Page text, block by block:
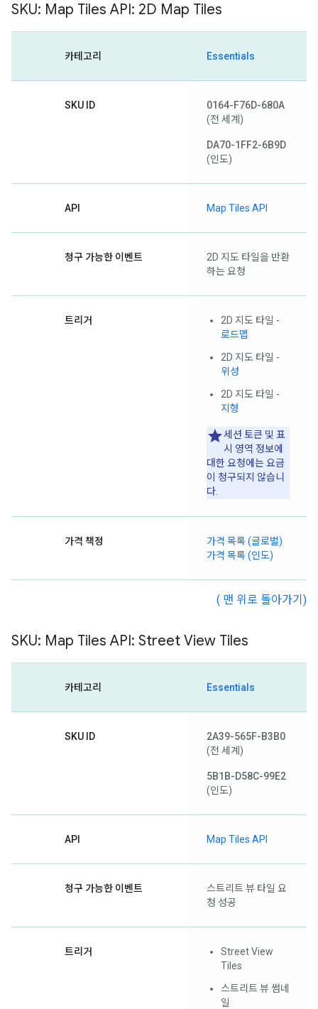
SKU: Map Tiles API: 2D Map Tiles
카테고리 Essentials
SKU ID
0164-F76D-680A
(전 세계)
DA70-1FF2-6B9D
(인도)
API Map Tiles API
청구 가능한 이벤트
2D 지도 타일을 반환
하는 요청
트리거
2D 지도 타일 -
로드맵
2D 지도 타일 -
위성
2D 지도 타일 -
지형
세션 토큰 및 표
시 영역 정보에
대한 요청에는 요금
이 청구되지 않습니
다.
가격 책정
가격 목록 (글로벌)
가격 목록 (인도)
( 맨 위로 돌아가기)
SKU: Map Tiles API: Street View Tiles
카테고리 Essentials
SKU ID
2A39-565F-B3B0
(전 세계)
5B1B-D58C-99E2
(인도)
API Map Tiles API
청구 가능한 이벤트
스트리트 뷰 타일 요
청 성공
트리거
Street View
Tiles
스트리트 뷰 썸네
일